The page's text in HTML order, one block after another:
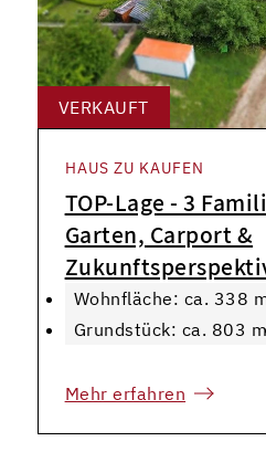
VERKAUFT
HAUS ZU KAUFEN
TOP-Lage - 3
Garten, Carport &
Wohnfläche: ca. 338
Grundstück: ca. 803
Mehr erfahren